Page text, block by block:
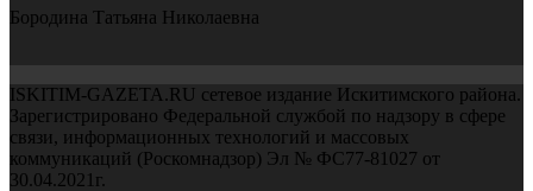
Бородина Татьяна Николаевна
ISKITIM-GAZETA.RU сетевое издание Искитимского района.
Зарегистрировано Федеральной службой по надзору в сфере
связи, информационных технологий и массовых
коммуникаций (Роскомнадзор) Эл № ФС77-81027 от
30.04.2021г.